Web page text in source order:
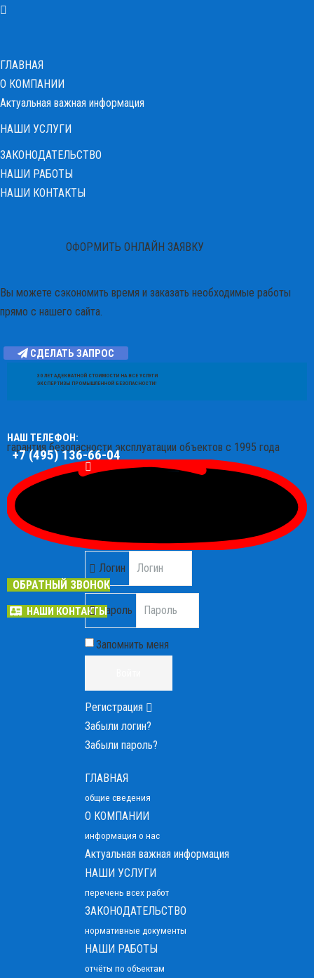
ГЛАВНАЯ
О КОМПАНИИ
Актуальная важная информация
НАШИ УСЛУГИ
ЗАКОНОДАТЕЛЬСТВО
НАШИ РАБОТЫ
НАШИ КОНТАКТЫ
ОФОРМИТЬ ОНЛАЙН ЗАЯВКУ
Вы можете сэкономить время и заказать необходимые работы
прямо с нашего сайта.
СДЕЛАТЬ ЗАПРОС
30 ЛЕТ АДЕКВАТНОЙ СТОИМОСТИ НА ВСЕ УСЛУГИ
ЭКСПЕРТИЗЫ ПРОМЫШЛЕННОЙ БЕЗОПАСНОСТИ!
НАШ ТЕЛЕФОН:
+7 (495) 136-66-04
ОБРАТНЫЙ ЗВОНОК
НАШИ КОНТАКТЫ
гарантия безопасности эксплуатации объектов с 1995 года
Логин
Пароль
Запомнить меня
Регистрация
Забыли логин?
Забыли пароль?
ГЛАВНАЯ
общие сведения
О КОМПАНИИ
информация о нас
Актуальная важная информация
НАШИ УСЛУГИ
перечень всех работ
ЗАКОНОДАТЕЛЬСТВО
нормативные документы
НАШИ РАБОТЫ
отчёты по объектам